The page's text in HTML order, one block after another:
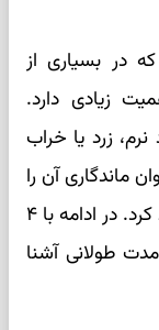
در بسیاری از
زیادی دارد.
زرد یا خراب
ماندگاری آن را
بیشتر کرد و ظاهر سبز و شادابش را حفظ کرد. در ادامه با ۴
طولانی آشنا